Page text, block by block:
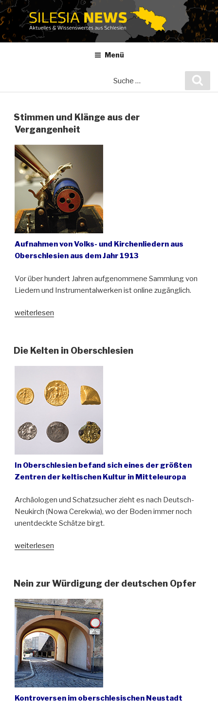
Zum
Inhalt
springen
Menü
Stimmen und Klänge aus der
Vergangenheit
Aufnahmen von Volks- und Kirchenliedern aus
Oberschlesien aus dem Jahr 1913
Vor über hundert Jahren aufgenommene Sammlung von
Liedern und Instrumentalwerken ist online zugänglich.
„Stimmen
aus
weiterlesen
Die Kelten in Oberschlesien
In Oberschlesien befand sich eines der größten
Zentren der keltischen Kultur in Mitteleuropa
Archäologen und Schatzsucher zieht es nach Deutsch-
Neukirch (Nowa Cerekwia), wo der Boden immer noch
unentdeckte Schätze birgt.
„Die
Oberschlesien“
weiterlesen
Nein zur Würdigung der deutschen Opfer
Kontroversen im oberschlesischen Neustadt